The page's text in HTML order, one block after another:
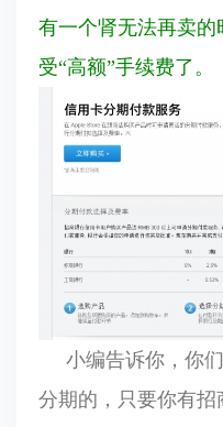
有一个肾无法再卖
受“高额”手续费了。
小编告诉你，你们
分期的，只要你有招